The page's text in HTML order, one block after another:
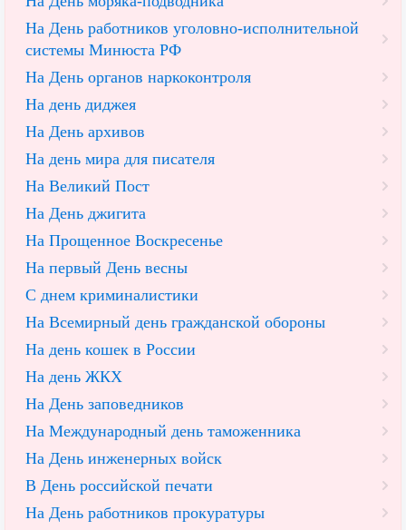
На День работников уголовно-исполнительной
системы Минюста РФ
На День органов наркоконтроля
На день диджея
На День архивов
На день мира для писателя
На Великий Пост
На День джигита
На Прощенное Воскресенье
На первый День весны
С днем криминалистики
На Всемирный день гражданской обороны
На день кошек в России
На день ЖКХ
На День заповедников
На Международный день таможенника
На День инженерных войск
В День российской печати
На День работников прокуратуры